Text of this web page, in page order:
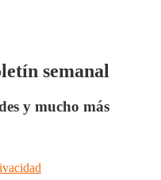
semanal
y mucho más